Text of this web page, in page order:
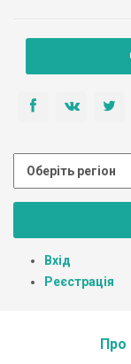
Вхід
Реєстрація
Про